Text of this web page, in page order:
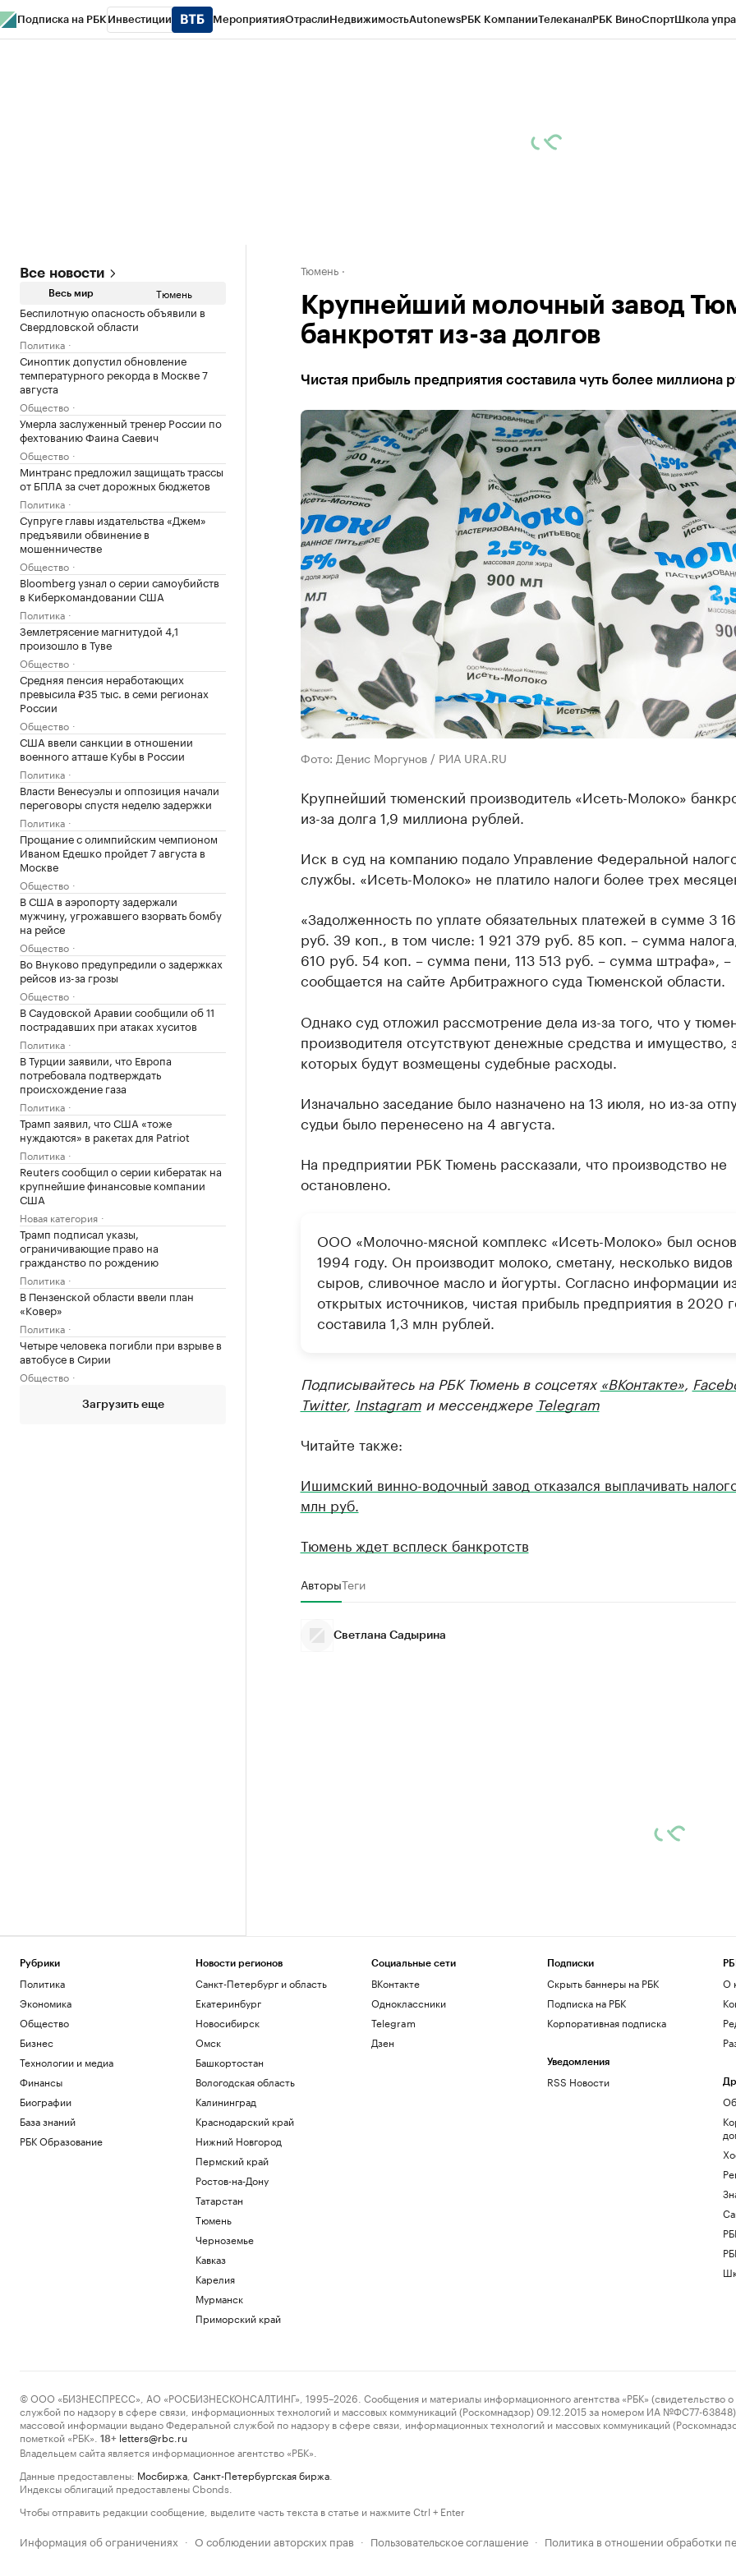
Подписка на РБК Инвестиции МероприятияОтраслиНедвижимостьAutonewsРБК КомпанииТелеканалРБК ВиноСпортШкола
Все новости
Весь мир Тюмень
Беспилотную опасность объявили в
Свердловской области
Политика
Синоптик допустил обновление
температурного рекорда в Москве 7
августа
Общество
Умерла заслуженный тренер России по
фехтованию Фаина Саевич
Общество
Минтранс предложил защищать трассы
от БПЛА за счет дорожных бюджетов
Политика
Супруге главы издательства «Джем»
предъявили обвинение в
мошенничестве
Общество
Bloomberg узнал о серии самоубийств
в Киберкомандовании США
Политика
Землетрясение магнитудой 4,1
произошло в Туве
Общество
Средняя пенсия неработающих
превысила ₽35 тыс. в семи регионах
России
Общество
США ввели санкции в отношении
военного атташе Кубы в России
Политика
Власти Венесуэлы и оппозиция начали
переговоры спустя неделю задержки
Политика
Прощание с олимпийским чемпионом
Иваном Едешко пройдет 7 августа в
Москве
Общество
В США в аэропорту задержали
мужчину, угрожавшего взорвать бомбу
на рейсе
Общество
Во Внуково предупредили о задержках
рейсов из-за грозы
Общество
В Саудовской Аравии сообщили об 11
пострадавших при атаках хуситов
Политика
В Турции заявили, что Европа
потребовала подтверждать
происхождение газа
Политика
Трамп заявил, что США «тоже
нуждаются» в ракетах для Patriot
Политика
Reuters сообщил о серии кибератак на
крупнейшие финансовые компании
США
Новая категория
Трамп подписал указы,
ограничивающие право на
гражданство по рождению
Политика
В Пензенской области ввели план
«Ковер»
Политика
Четыре человека погибли при взрыве в
автобусе в Сирии
Общество
Загрузить еще
Тюмень
Крупнейший молочный завод
банкротят из-за долгов
Чистая прибыль предприятия составила чуть более миллиона
Фото: Денис Моргунов / РИА URA.RU
Крупнейший тюменский производитель «Исеть-Молоко»
из-за долга 1,9 миллиона рублей.
Иск в суд на компанию подало Управление Федеральной
службы. «Исеть-Молоко» не платило налоги более трех месяцев
«Задолженность по уплате обязательных платежей в сумме 3
руб. 39 коп., в том числе: 1 921 379 руб. 85 коп. – сумма
610 руб. 54 коп. – сумма пени, 113 513 руб. – сумма штрафа», –
сообщается на сайте Арбитражного суда Тюменской области.
Однако суд отложил рассмотрение дела из-за того, что у
производителя отсутствуют денежные средства и имущество,
которых будут возмещены судебные расходы.
Изначально заседание было назначено на 13 июля, но из-за
судьи было перенесено на 4 августа.
На предприятии РБК Тюмень рассказали, что производство не
остановлено.
ООО «Молочно-мясной комплекс «Исеть-Молоко» был
1994 году. Он производит молоко, сметану, несколько видов
сыров, сливочное масло и йогурты. Согласно информации
открытых источников, чистая прибыль предприятия в 2020
составила 1,3 млн рублей.
Подписывайтесь на РБК Тюмень в соцсетях«ВКонтакте»,
Twitter, Instagramи мессенджере Telegram
Читайте также:
Ишимский винно-водочный завод отказался выплачивать
млн руб.
Тюмень ждет всплеск банкротств
АвторыТеги
Светлана Садырина
Рубрики
Политика
Экономика
Общество
Бизнес
Технологии и медиа
Финансы
Биографии
База знаний
РБК Образование
Новости регионов
Санкт-Петербург и область
Екатеринбург
Новосибирск
Омск
Башкортостан
Вологодская область
Калининград
Краснодарский край
Нижний Новгород
Пермский край
Ростов-на-Дону
Татарстан
Тюмень
Черноземье
Кавказ
Карелия
Мурманск
Приморский край
Социальные сети
ВКонтакте
Одноклассники
Telegram
Дзен
Подписки
Скрыть баннеры на РБК
Подписка на РБК
Корпоративная подписка
Уведомления
RSS Новости
О
© ООО «БИЗНЕСПРЕСС», АО «РОСБИЗНЕСКОНСАЛТИНГ», 1995–2026. Сообщения и материалы информационного агентства «РБК» (свидетельство о
службой по надзору в сфере связи, информационных технологий и массовых коммуникаций (Роскомнадзор) 09.12.2015 за номером ИА №ФС77-63848)
массовой информации выдано Федеральной службой по надзору в сфере связи, информационных технологий и массовых коммуникаций
пометкой «РБК».
18+ letters@rbc.ru
Владельцем сайта является информационное агентство «РБК».
Данные предоставлены: Мосбиржа Санкт-Петербургская биржа
Индексы облигаций предоставлены Cbonds.
Чтобы отправить редакции сообщение, выделите часть текста в статье и нажмите Ctrl + Enter
Информация об ограничениях · О соблюдении авторских прав · Пользовательское соглашение · Политика в отношении обработки